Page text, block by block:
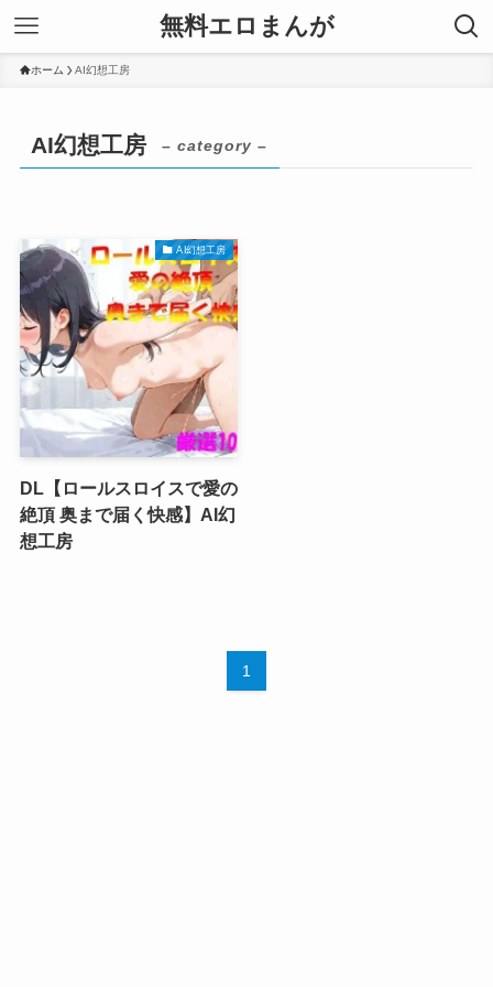
無料エロまんが
ホーム AI幻想工房
AI幻想工房 – category –
AI幻想工房
DL【ロールスロイスで愛の
絶頂 奥まで届く快感】AI幻
想工房
1